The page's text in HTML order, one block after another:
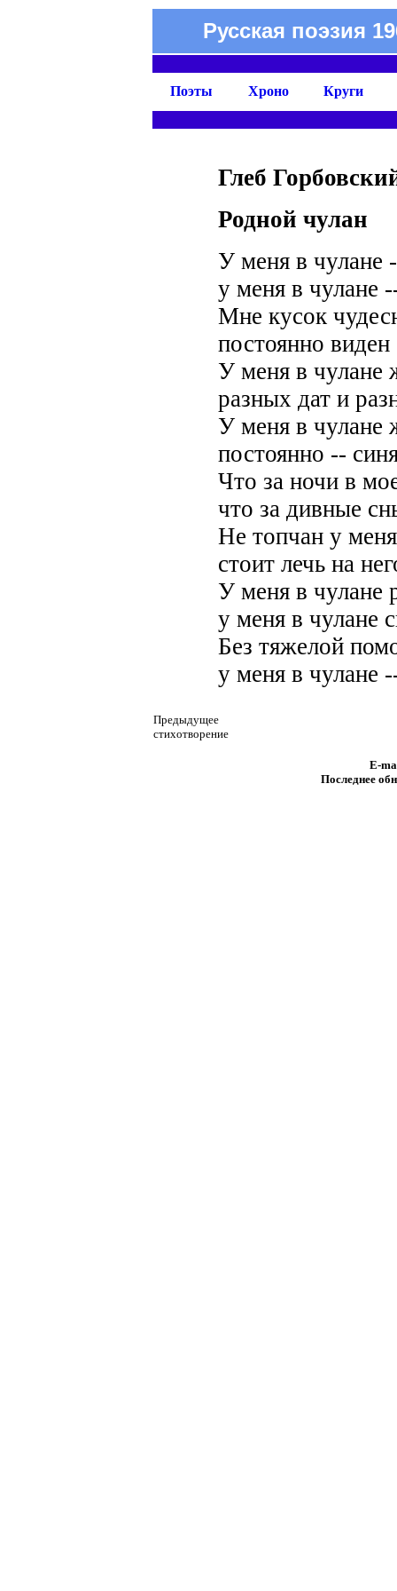
Русская поэзия
Поэты Хроно Круги
Глеб
Родной чулан
У меня в чулане
у меня в чулане
Мне кусок
постоянно виден
У меня в чулане
разных дат и
У меня в чулане
постоянно --
Что за ночи в
что за дивные
Не топчан у
стоит лечь на
У меня в чулане
у меня в чулане
Без тяжелой
у меня в чулане
Предыдущее
стихотворение
E-
Последнее